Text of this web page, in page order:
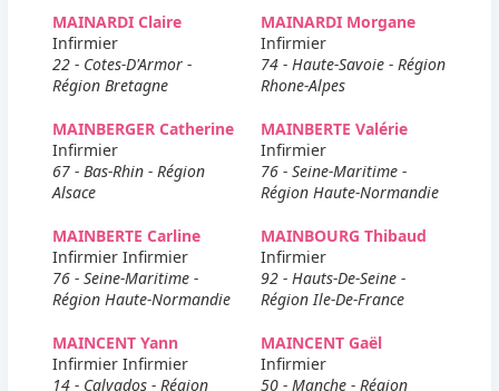
MAINARDI Claire
Infirmier
22 - Cotes-D'Armor -
Région Bretagne
MAINARDI Morgane
Infirmier
74 - Haute-Savoie - Région
Rhone-Alpes
MAINBERGER Catherine
Infirmier
67 - Bas-Rhin - Région
Alsace
MAINBERTE Valérie
Infirmier
76 - Seine-Maritime -
Région Haute-Normandie
MAINBERTE Carline
Infirmier Infirmier
76 - Seine-Maritime -
Région Haute-Normandie
MAINBOURG Thibaud
Infirmier
92 - Hauts-De-Seine -
Région Ile-De-France
MAINCENT Yann
Infirmier Infirmier
14 - Calvados - Région
MAINCENT Gaël
Infirmier
50 - Manche - Région